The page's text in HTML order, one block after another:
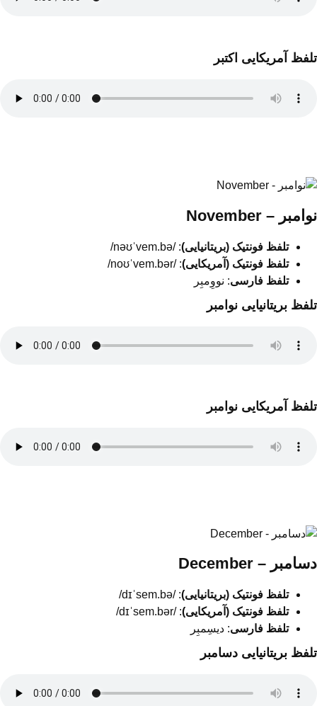
تلفظ آمریکایی اکتبر
نوامبر – November
تلفظ فونتیک (بریتانیایی): /nəʊˈvem.bə/
تلفظ فونتیک (آمریکایی): /noʊˈvem.bər/
تلفظ فارسی: نووِمبِر
تلفظ بریتانیایی نوامبر
تلفظ آمریکایی نوامبر
دسامبر – December
تلفظ فونتیک (بریتانیایی): /dɪˈsem.bə/
تلفظ فونتیک (آمریکایی): /dɪˈsem.bər/
تلفظ فارسی: دیسِمبِر
تلفظ بریتانیایی دسامبر